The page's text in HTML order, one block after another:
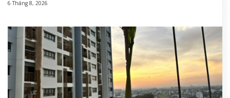
6 Tháng 8, 2026